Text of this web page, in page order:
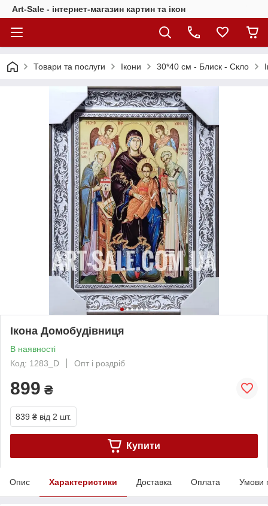
Art-Sale - інтернет-магазин картин та ікон
Товари та послуги Ікони 30*40 см - Блиск - Скло
Ікона Домобудівниця
В наявності
Код: 1283_D
Опт і роздріб
899 ₴
839 ₴ від 2 шт.
Купити
Опис Характеристики Доставка Оплата Умови